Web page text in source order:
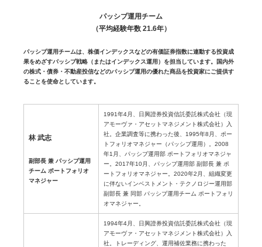
パッシブ運用チーム
（平均経験年数 21.6年）
パッシブ運用チームは、株価インデックスなどの有価証券指数に連動する投資成
果をめざすパッシブ戦略（またはインデックス運用）を担当しています。国内外
の株式・債券・不動産投信などのパッシブ運用の優れた商品を投資家にご提供す
ることを使命としています。
林 武志
副部長 兼 パッシブ運用
チーム ポートフォリオ
マネジャー
1991年4月、日興證券投資信託委託株式会社（現
アモーヴァ・アセットマネジメント株式会社）入
社。企業調査等に携わった後、1995年8月、ポー
トフォリオマネジャー（パッシブ運用）。2008
年1月、パッシブ運用部 ポートフォリオマネジャ
ー。2017年10月、パッシブ運用部 副部長 兼 ポ
ートフォリオマネジャー。2020年2月、組織変更
に伴ないインベストメント・テクノロジー運用部
副部長 兼 同部 パッシブ運用チーム ポートフォリ
オマネジャー。
1994年4月、日興證券投資信託委託株式会社（現
アモーヴァ・アセットマネジメント株式会社）入
社。トレーディング、運用補佐業務に携わった